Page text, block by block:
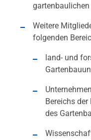
Weitere
folgenden
land- und
Bereichs
des